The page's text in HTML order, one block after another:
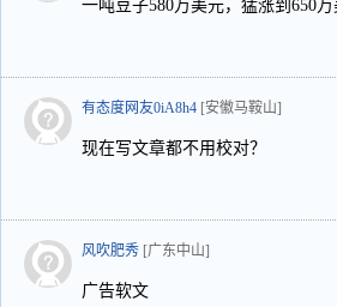
一吨豆子580万美元，猛涨到650
有态度网友0iA8h4 [安徽马鞍山]
现在写文章都不用校对？
风吹肥秀 [广东中山]
广告软文